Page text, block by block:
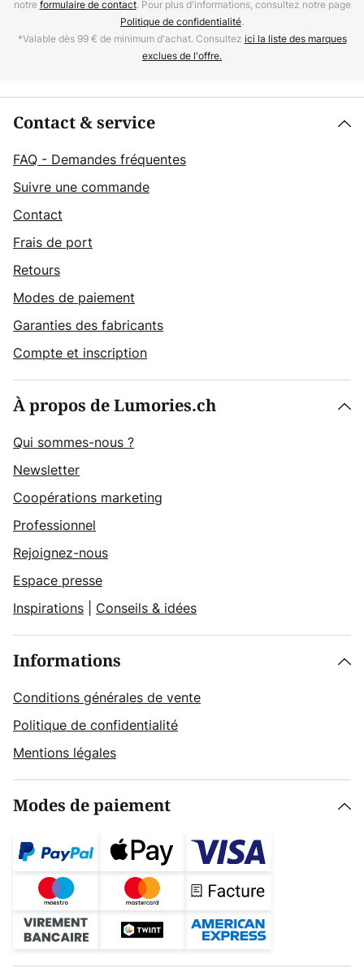
notreformulaire de contact. Pour plus d'informations, consultez notre page
Politique de confidentialité.
*Valable dès 99 € de minimum d'achat. Consultez ici la liste des marques
exclues de l'offre.
Contact & service
FAQ - Demandes fréquentes
Suivre une commande
Contact
Frais de port
Retours
Modes de paiement
Garanties des fabricants
Compte et inscription
À propos de Lumories.ch
Qui sommes-nous ?
Newsletter
Coopérations marketing
Professionnel
Rejoignez-nous
Espace presse
Inspirations
Conseils & idées
Informations
Conditions générales de vente
Politique de confidentialité
Mentions légales
Modes de paiement